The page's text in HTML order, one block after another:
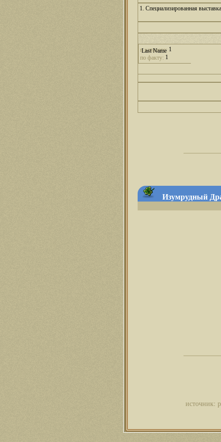
1. Специализированная
в каталоге: 1
по факту: 1
Изумрудный
источник: